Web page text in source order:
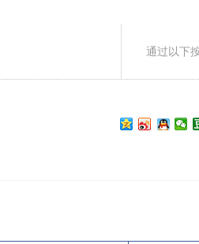
通过以下